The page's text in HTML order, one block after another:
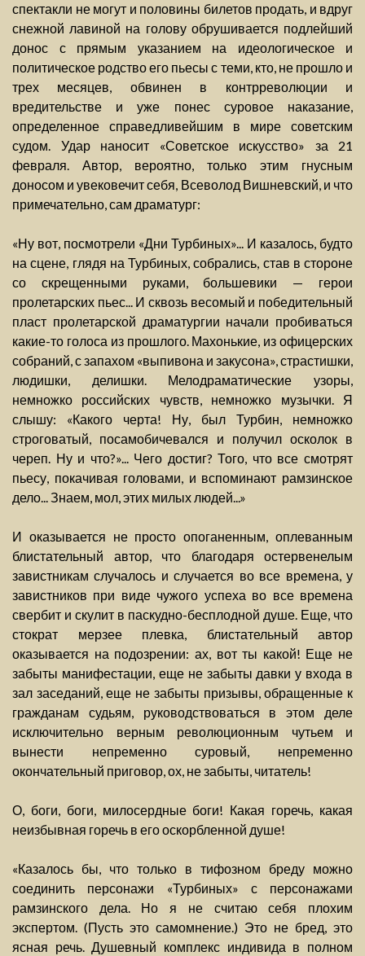
спектакли не могут и половины билетов продать, и вдруг
снежной лавиной на голову обрушивается подлейший
донос с прямым указанием на идеологическое и
политическое родство его пьесы с теми, кто, не прошло и
трех месяцев, обвинен в контрреволюции и
вредительстве и уже понес суровое наказание,
определенное справедливейшим в мире советским
судом. Удар наносит «Советское искусство» за 21
февраля. Автор, вероятно, только этим гнусным
доносом и увековечит себя, Всеволод Вишневский, и что
примечательно, сам драматург:
«Ну вот, посмотрели «Дни Турбиных»... И казалось, будто
на сцене, глядя на Турбиных, собрались, став в стороне
со скрещенными руками, большевики — герои
пролетарских пьес... И сквозь весомый и победительный
пласт пролетарской драматургии начали пробиваться
какие-то голоса из прошлого. Махонькие, из офицерских
собраний, с запахом «выпивона и закусона», страстишки,
людишки, делишки. Мелодраматические узоры,
немножко российских чувств, немножко музычки. Я
слышу: «Какого черта! Ну, был Турбин, немножко
строговатый, посамобичевался и получил осколок в
череп. Ну и что?»... Чего достиг? Того, что все смотрят
пьесу, покачивая головами, и вспоминают рамзинское
дело... Знаем, мол, этих милых людей...»
И оказывается не просто опоганенным, оплеванным
блистательный автор, что благодаря остервенелым
завистникам случалось и случается во все времена, у
завистников при виде чужого успеха во все времена
свербит и скулит в паскудно-бесплодной душе. Еще, что
стократ мерзее плевка, блистательный автор
оказывается на подозрении: ах, вот ты какой! Еще не
забыты манифестации, еще не забыты давки у входа в
зал заседаний, еще не забыты призывы, обращенные к
гражданам судьям, руководствоваться в этом деле
исключительно верным революционным чутьем и
вынести непременно суровый, непременно
окончательный приговор, ох, не забыты, читатель!
О, боги, боги, милосердные боги! Какая горечь, какая
неизбывная горечь в его оскорбленной душе!
«Казалось бы, что только в тифозном бреду можно
соединить персонажи «Турбиных» с персонажами
рамзинского дела. Но я не считаю себя плохим
экспертом. (Пусть это самомнение.) Это не бред, это
ясная речь. Душевный комплекс индивида в полном